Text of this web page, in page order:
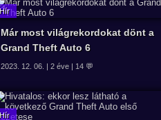
Már most világrekordokat dönt a
Grand Theft Auto 6
2023. 12. 06. | 2 éve | 14 💬